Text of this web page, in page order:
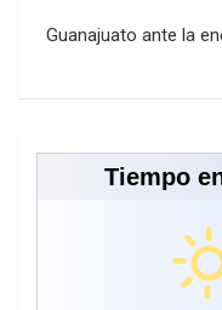
entradas
Guanajuato ante la
Tiempo